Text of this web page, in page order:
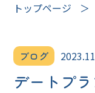
トップページ ＞
ブログ
デートプ